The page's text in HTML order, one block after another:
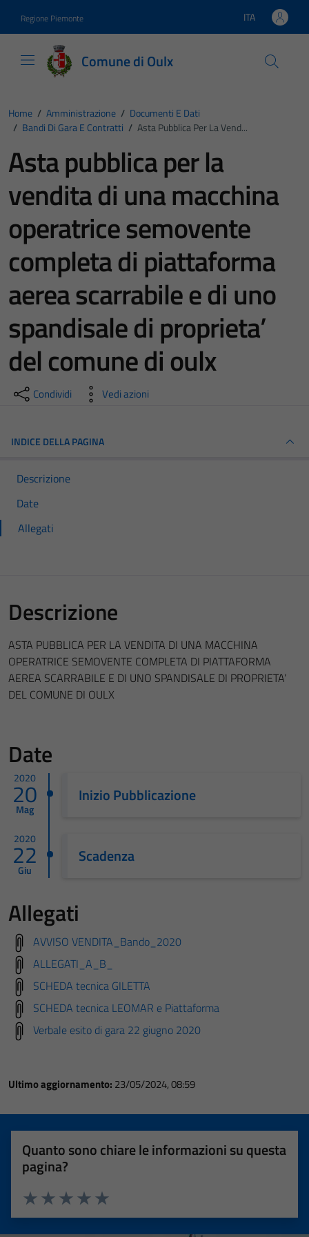
Regione Piemonte Lingua attiva:
ITA
Comune di Oulx
Home / Amministrazione / Documenti E Dati
/ Bandi Di Gara E Contratti / Asta Pubblica Per La Vend...
Asta pubblica per la
vendita di una macchina
operatrice semovente
completa di piattaforma
aerea scarrabile e di uno
spandisale di proprieta’
del comune di oulx
Condividi Vedi azioni
INDICE DELLA PAGINA
Descrizione
Date
Allegati
Descrizione
ASTA PUBBLICA PER LA VENDITA DI UNA MACCHINA
OPERATRICE SEMOVENTE COMPLETA DI PIATTAFORMA
AEREA SCARRABILE E DI UNO SPANDISALE DI PROPRIETA’
DEL COMUNE DI OULX
Date
2020
20
Mag
Inizio Pubblicazione
2020
22
Giu
Scadenza
Allegati
AVVISO VENDITA_Bando_2020
ALLEGATI_A_B_
SCHEDA tecnica GILETTA
SCHEDA tecnica LEOMAR e Piattaforma
Verbale esito di gara 22 giugno 2020
Ultimo aggiornamento: 23/05/2024, 08:59
Quanto sono chiare le informazioni su questa
pagina?
Valuta 5 stelle su 5
Valuta 4 stelle su 5
Valuta 3 stelle su 5
Valuta 2 stelle su 5
Valuta 1 stelle su 5